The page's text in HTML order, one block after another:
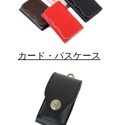
カード・パスケース